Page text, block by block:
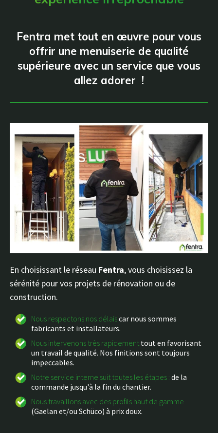
Fentra met tout en œuvre pour vous
offrir une menuiserie de qualité
supérieure avec un service que vous
allez adorer !
En choisissant le réseau Fentra, vous choisissez la
sérénité pour vos projets de rénovation ou de
construction.
Nous respectons nos délaiscar nous sommes
fabricants et installateurs.
Nous intervenons très rapidement tout en favorisant
un travail de qualité. Nos finitions sont toujours
impeccables.
Notre service interne suit toutes les étapes : de la
commande jusqu'à la fin du chantier.
Nous travaillons avec des profils haut de gamme
(Gaelan et/ou Schüco) à prix doux.